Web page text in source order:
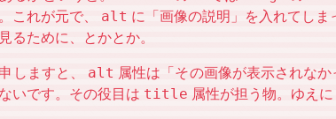
これが元で、 alt に「画像の説明」を入れてし
るために、とかとか。
しますと、 alt 属性は「その画像が表示されな
いです。その役目は title 属性が担う物。ゆえ